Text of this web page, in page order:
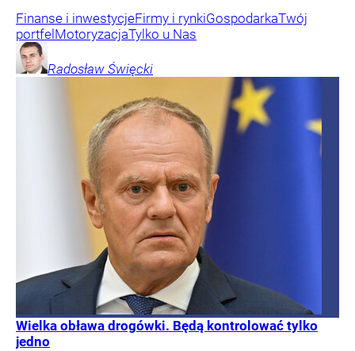
Finanse i inwestycjeFirmy i rynkiGospodarkaTwój
portfel MotoryzacjaTylko u Nas
Radosław Święcki
Wielka obława drogówki. Będą kontrolować tylko
jedno